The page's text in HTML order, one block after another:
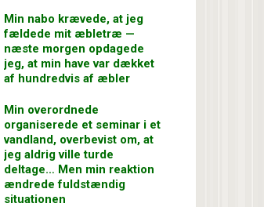
Min nabo krævede, at jeg
fældede mit æbletræ —
næste morgen opdagede
jeg, at min have var dækket
af hundredvis af æbler
Min overordnede
organiserede et seminar i et
vandland, overbevist om, at
jeg aldrig ville turde
deltage… Men min reaktion
ændrede fuldstændig
situationen